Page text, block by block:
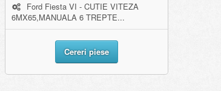
Ford Fiesta VI - CUTIE VITEZA
6MX65,MANUALA 6 TREPTE...
Cereri piese